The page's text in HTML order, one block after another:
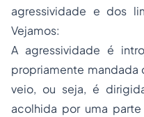
agressividade e dos
Vejamos:
A agressividade é
propriamente mandada
veio, ou seja, é
acolhida por uma